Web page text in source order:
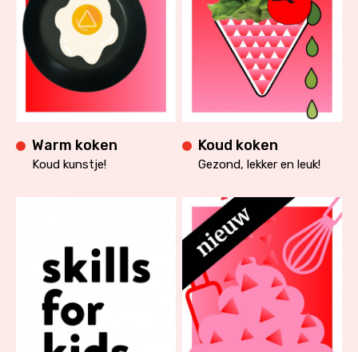
Warm koken
Koud kunstje!
Koud koken
Gezond, lekker en leuk!